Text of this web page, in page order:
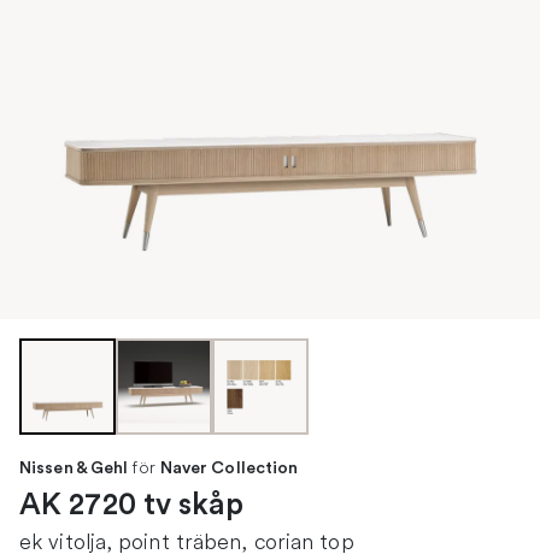
Nissen & Gehl för Naver Collection
AK 2720 tv skåp
ek vitolja, point träben, corian top